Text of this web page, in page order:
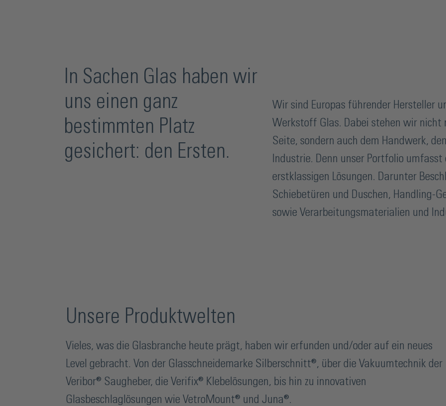
In Sachen Glas haben wir
uns einen ganz
bestimmten Platz
gesichert: den Ersten.
Wir sind Europas führender Hersteller
Werkstoff Glas. Dabei stehen wir nicht
Seite, sondern auch dem Handwerk,
Industrie. Denn unser Portfolio
erstklassigen Lösungen. Darunter
Schiebetüren und Duschen, Handling-
sowie Verarbeitungsmaterialien und
Unsere Produktwelten
Vieles, was die Glasbranche heute prägt, haben wir erfunden und/oder auf ein neues
Level gebracht. Von der Glasschneidemarke Silberschnitt®, über die Vakuumtechnik der
Veribor® Saugheber, die Verifix® Klebelösungen, bis hin zu innovativen
Glasbeschlaglösungen wie VetroMount® und Juna®.